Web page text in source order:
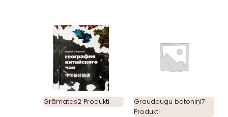
Grāmatas2 Produkti Graudaugu batoniņi7
Produkti